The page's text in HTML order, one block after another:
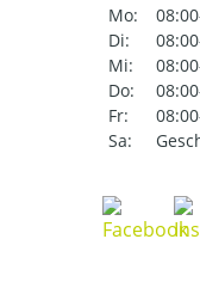
Mo:
Di:
Mi:
Do:
Fr:
Sa: